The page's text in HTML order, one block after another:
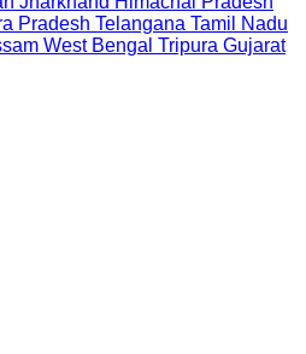
Pradesh Telangana Tamil Nadu
West Bengal Tripura Gujarat